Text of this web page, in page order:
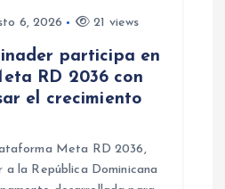
6, 2026 21 views
participa en
RD 2036 con
el crecimiento
Meta RD 2036,
a la República Dominicana